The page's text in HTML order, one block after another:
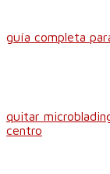
guía completa
quitar
centro